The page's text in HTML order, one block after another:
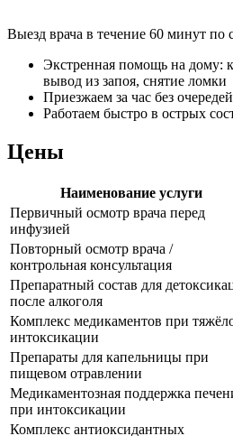
Выезд врача в течение 60 минут
Экстренная помощь на дому:
вывод из запоя, снятие ломки
Приезжаем за час без
Работаем быстро в острых
Цены
Наименование услуги
Первичный осмотр врача перед
инфузией
Повторный осмотр врача /
контрольная консультация
Препаратный состав для
после алкоголя
Комплекс медикаментов при
интоксикации
Препараты для капельницы при
пищевом отравлении
Медикаментозная поддержка
при интоксикации
Комплекс антиоксидантных